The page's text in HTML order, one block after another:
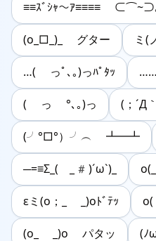
≡≡ｽﾞｼｬ〜ｱ≡≡≡≡ ⊂⌒~⊃
(o_□_)_ グター ミ
…( っﾟ､｡)っﾊﾟﾀｯ
( っ °､｡)っ (；´Д
(╯°□°）╯︵ ┻━┻
─=≡Σ_( _#)´ω`)_
εミ(о；_ _)оﾄﾞﾃｯ
(o_ _)o パタッ (ﾉ